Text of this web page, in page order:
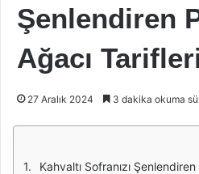
Şenlendiren
Ağacı
27 Aralık 2024 3 dakika okuma
Kahvaltı Sofranızı